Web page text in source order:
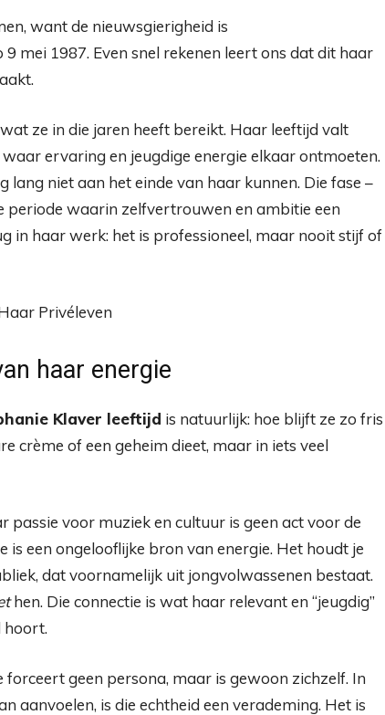
want de nieuwsgierigheid is
9 mei 1987. Even snel rekenen leert ons dat dit haar
ze in die jaren heeft bereikt. Haar leeftijd valt
ervaring en jeugdige energie elkaar ontmoeten.
lang niet aan het einde van haar kunnen. Die fase –
periode waarin zelfvertrouwen en ambitie een
in haar werk: het is professioneel, maar nooit stijf of
Privéleven
haar energie
Klaver leeftijd is natuurlijk: hoe blijft ze zo fris
crème of een geheim dieet, maar in iets veel
voor muziek en cultuur is geen act voor de
is een ongelooflijke bron van energie. Het houdt je
dat voornamelijk uit jongvolwassenen bestaat.
hen. Die connectie is wat haar relevant en “jeugdig”
hoort.
geen persona, maar is gewoon zichzelf. In
aanvoelen, is die echtheid een verademing. Het is